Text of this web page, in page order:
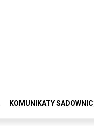
KOMUNIKATY